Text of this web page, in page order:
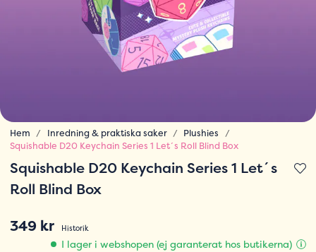
Hem Inredning & praktiska saker
Plushies
Squishable D20 Keychain Series 1 Let´s Roll Blind Box
Squishable D20 Keychain Series 1 Let´s
Roll Blind Box
349 kr
Historik
I lager i webshopen (ej garanterat hos butikerna)